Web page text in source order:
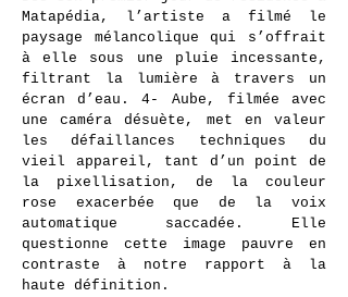
Matapédia, l’artiste a filmé le
paysage mélancolique qui s’offrait
à elle sous une pluie incessante,
filtrant la lumière à travers un
écran d’eau. 4- Aube, filmée avec
une caméra désuète, met en valeur
les défaillances techniques du
vieil appareil, tant d’un point de
la pixellisation, de la couleur
rose exacerbée que de la voix
automatique saccadée. Elle
questionne cette image pauvre en
contraste à notre rapport à la
haute définition.